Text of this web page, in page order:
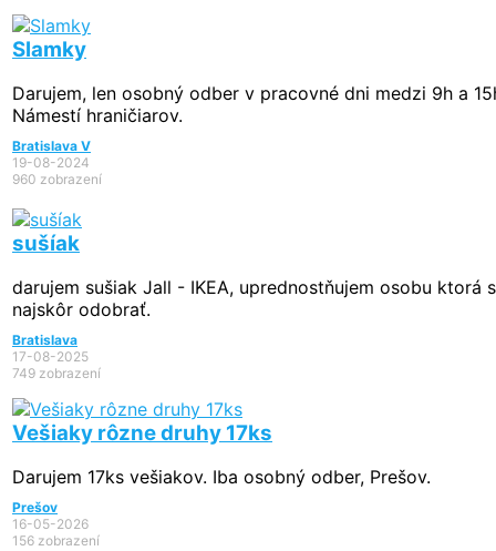
Slamky
Darujem, len osobný odber v pracovné dni medzi 9h a
Námestí hraničiarov.
Bratislava V
19-08-2024
960 zobrazení
sušíak
darujem sušiak Jall - IKEA, uprednostňujem osobu ktorá
najskôr odobrať.
Bratislava
17-08-2025
749 zobrazení
Vešiaky rôzne druhy 17ks
Darujem 17ks vešiakov. Iba osobný odber, Prešov.
Prešov
16-05-2026
156 zobrazení